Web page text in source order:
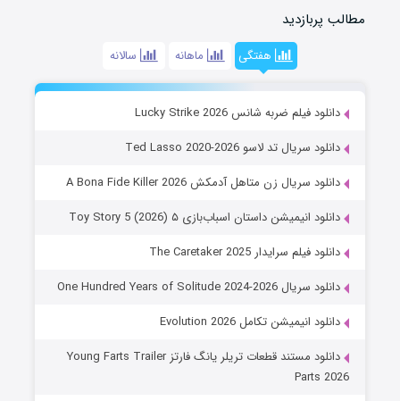
مطالب پربازدید
هفتگی ماهانه سالانه
دانلود فیلم ضربه شانس Lucky Strike 2026
دانلود سریال تد لاسو Ted Lasso 2020-2026
دانلود سریال زن متاهل آدمکش A Bona Fide Killer 2026
دانلود انیمیشن داستان اسباب‌بازی ۵ Toy Story 5 (2026)
دانلود فیلم سرایدار The Caretaker 2025
دانلود سریال One Hundred Years of Solitude 2024-2026
دانلود انیمیشن تکامل Evolution 2026
دانلود مستند قطعات تریلر یانگ فارتز Young Farts Trailer
Parts 2026